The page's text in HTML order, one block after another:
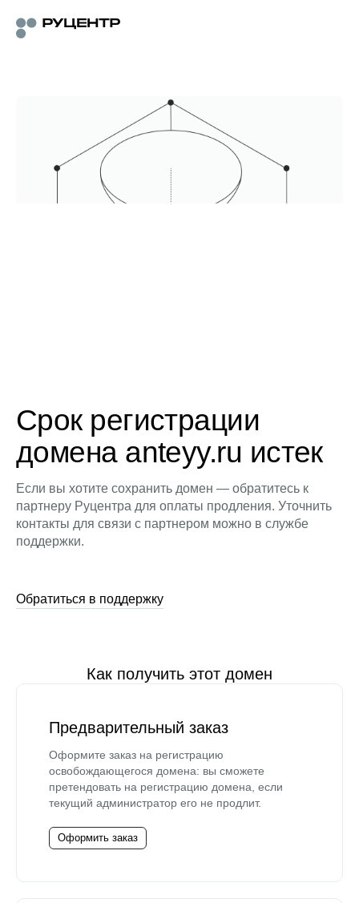
Срок регистрации
домена anteyy.ru истек
Если вы хотите сохранить домен — обратитесь к
партнеру Руцентра для оплаты продления. Уточнить
контакты для связи с партнером можно в службе
поддержки.
Обратиться в поддержку
Как получить этот домен
Предварительный заказ
Оформите заказ на регистрацию
освобождающегося домена: вы сможете
претендовать на регистрацию домена, если
текущий администратор его не продлит.
Оформить заказ